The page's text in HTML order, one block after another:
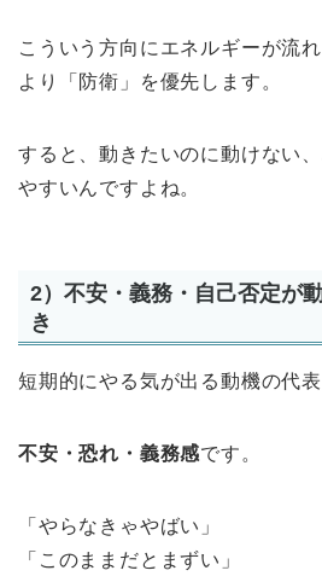
こういう方向にエネルギーが流
より「防衛」を優先します。
すると、動きたいのに動けない
やすいんですよね。
2）不安・義務・自己否定が
き
短期的にやる気が出る動機の代表
不安・恐れ・義務感です。
「やらなきゃやばい」
「このままだとまずい」